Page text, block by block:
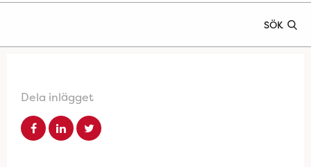
SÖK
Dela inlägget